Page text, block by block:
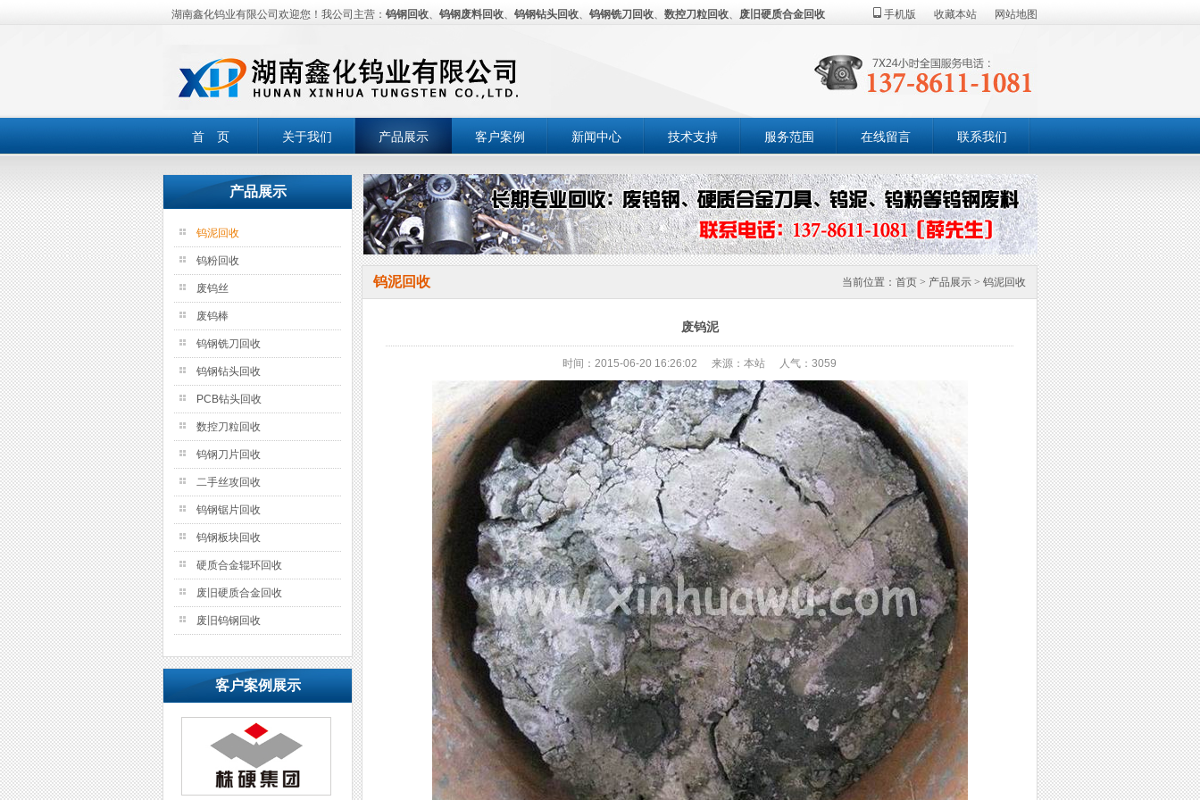
湖南鑫化钨业有限公司欢迎您！我公司主营： 钨钢回收、 钨钢废料回收、 钨钢钻头回收、 钨钢铣刀回收、 数控刀粒回收、 废旧硬质合金回收 手机版 收藏本站 网站地图
首 页 关于我们 产品展示 客户案例 新闻中心 技术支持 服务范围 在线留言 联系我们
产品展示
钨泥回收
钨粉回收
废钨丝
废钨棒
钨钢铣刀回收
钨钢钻头回收
PCB钻头回收
数控刀粒回收
钨钢刀片回收
二手丝攻回收
钨钢锯片回收
钨钢板块回收
硬质合金辊环回收
废旧硬质合金回收
废旧钨钢回收
客户案例展示
当前位置： 首页 > 产品展示 > 钨泥回收
钨泥回收
废钨泥
时间：2015-06-20 16:26:02 来源：本站 人气：3059